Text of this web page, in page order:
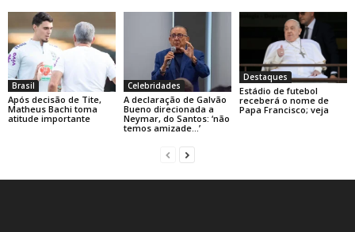
Brasil
Após decisão de Tite,
Matheus Bachi toma
atitude importante
Celebridades
A declaração de Galvão
Bueno direcionada a
Neymar, do Santos: ‘não
temos amizade…’
Destaques
Estádio de futebol
receberá o nome de
Papa Francisco; veja